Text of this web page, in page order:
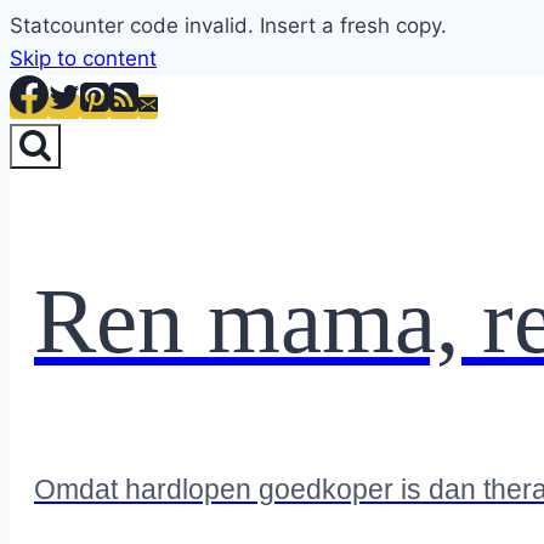
Statcounter code invalid. Insert a fresh copy.
Skip to content
Ren mama,
Omdat hardlopen goedkoper is dan